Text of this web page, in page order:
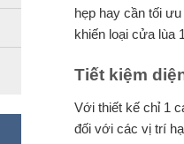
hẹp hay cần tối
khiến loại cửa lùa
Tiết kiệm
Với thiết kế chỉ 1
đối với các vị trí